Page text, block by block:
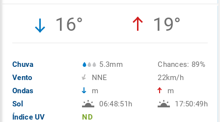
16° 19°
Chuva
Vento
Ondas
Sol
Índice UV
5.3mm
NNE
m
06:48:51h
ND
Chances: 89%
22km/h
m
17:50:49h